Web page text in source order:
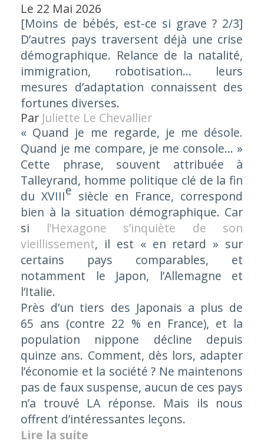
Le 22 Mai 2026
[Moins de bébés, est-ce si grave ? 2/3]
D’autres pays traversent déjà une crise
démographique. Relance de la natalité,
immigration, robotisation… leurs
mesures d’adaptation connaissent des
fortunes diverses.
Par Juliette Le Chevallier
« Quand je me regarde, je me désole.
Quand je me compare, je me console… »
Cette phrase, souvent attribuée à
Talleyrand, homme politique clé de la fin
du XVIIIe siècle en France, correspond
bien à la situation démographique. Car
si l’Hexagone s’inquiète de son
vieillissement, il est « en retard » sur
certains pays comparables, et
notamment le Japon, l’Allemagne et
l’Italie.
Près d’un tiers des Japonais a plus de
65 ans (contre 22 % en France), et la
population nippone décline depuis
quinze ans. Comment, dès lors, adapter
l’économie et la société ? Ne maintenons
pas de faux suspense, aucun de ces pays
n’a trouvé LA réponse. Mais ils nous
offrent d’intéressantes leçons.
Lire la suite